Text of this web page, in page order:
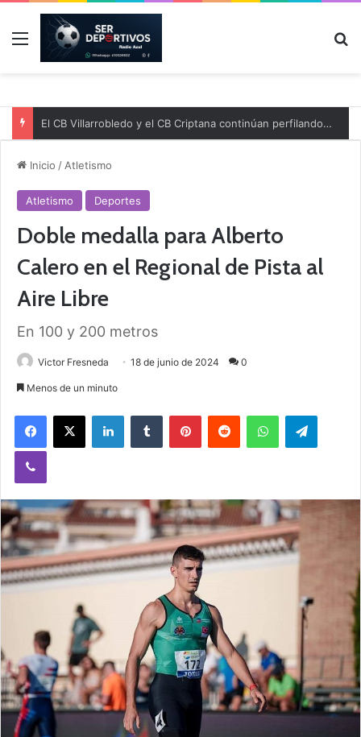
Menú
El CB Villarrobledo y el CB Criptana continúan perfilando sus plantillas
Inicio / Atletismo
Atletismo Deportes
Doble medalla para Alberto
Calero en el Regional de Pista al
Aire Libre
En 100 y 200 metros
Victor Fresneda 18 de junio de 2024 0
Menos de un minuto